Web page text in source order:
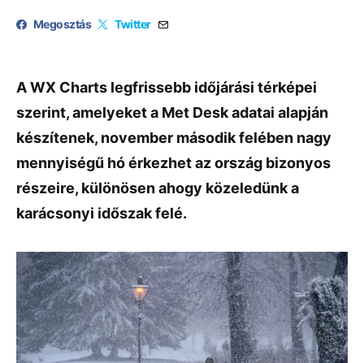
Megosztás Twitter
A WX Charts legfrissebb időjárási térképei
szerint, amelyeket a Met Desk adatai alapján
készítenek, november második felében nagy
mennyiségű hó érkezhet az ország bizonyos
részeire, különösen ahogy közeledünk a
karácsonyi időszak felé.